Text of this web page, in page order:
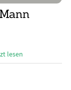
lesen